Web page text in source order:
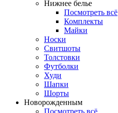
Нижнее белье
Посмотреть всё
Комплекты
Майки
Носки
Свитшоты
Толстовки
Футболки
Худи
Шапки
Шорты
Новорожденным
Посмотреть всё